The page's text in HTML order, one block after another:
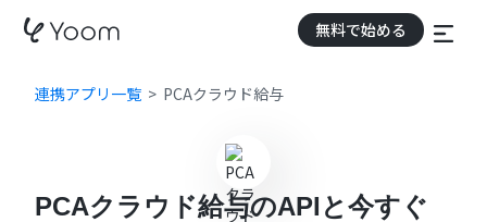
無料で始める
連携アプリ一覧 PCAクラウド給与
PCAクラウド給与のAPIと今すぐ